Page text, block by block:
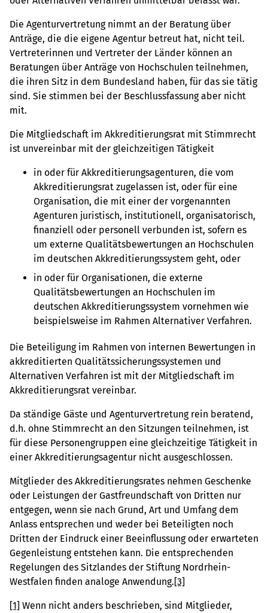
Die Agenturvertretung nimmt an der Beratung über
Anträge, die die eigene Agentur betreut hat, nicht teil.
Vertreterinnen und Vertreter der Länder können an
Beratungen über Anträge von Hochschulen teilnehmen,
die ihren Sitz in dem Bundesland haben, für das sie tätig
sind. Sie stimmen bei der Beschlussfassung aber nicht
mit.
Die Mitgliedschaft im Akkreditierungsrat mit Stimmrecht
ist unvereinbar mit der gleichzeitigen Tätigkeit
in oder für Akkreditierungsagenturen, die vom
Akkreditierungsrat zugelassen ist, oder für eine
Organisation, die mit einer der vorgenannten
Agenturen juristisch, institutionell, organisatorisch,
finanziell oder personell verbunden ist, sofern es
um externe Qualitätsbewertungen an Hochschulen
im deutschen Akkreditierungssystem geht, oder
in oder für Organisationen, die externe
Qualitätsbewertungen an Hochschulen im
deutschen Akkreditierungssystem vornehmen wie
beispielsweise im Rahmen Alternativer Verfahren.
Die Beteiligung im Rahmen von internen Bewertungen in
akkreditierten Qualitätssicherungssystemen und
Alternativen Verfahren ist mit der Mitgliedschaft im
Akkreditierungsrat vereinbar.
Da ständige Gäste und Agenturvertretung rein beratend,
d.h. ohne Stimmrecht an den Sitzungen teilnehmen, ist
für diese Personengruppen eine gleichzeitige Tätigkeit in
einer Akkreditierungsagentur nicht ausgeschlossen.
Mitglieder des Akkreditierungsrates nehmen Geschenke
oder Leistungen der Gastfreundschaft von Dritten nur
entgegen, wenn sie nach Grund, Art und Umfang dem
Anlass entsprechen und weder bei Beteiligten noch
Dritten der Eindruck einer Beeinflussung oder erwarteten
Gegenleistung entstehen kann. Die entsprechenden
Regelungen des Sitzlandes der Stiftung Nordrhein-
Westfalen finden analoge Anwendung.[3]
[1] Wenn nicht anders beschrieben, sind Mitglieder,